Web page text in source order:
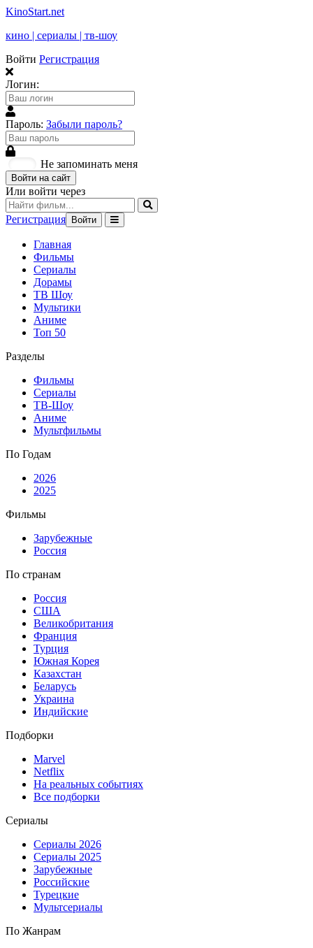
KinoStart.net
кино | сериалы | тв-шоу
Войти Регистрация
Логин:
Пароль: Забыли пароль?
Не запоминать меня
Войти на сайт
Или войти через
Регистрация Войти
Главная
Фильмы
Сериалы
Дорамы
ТВ Шоу
Мультики
Аниме
Топ 50
Разделы
Фильмы
Сериалы
ТВ-Шоу
Аниме
Мультфильмы
По Годам
2026
2025
Фильмы
Зарубежные
Россия
По странам
Россия
США
Великобритания
Франция
Турция
Южная Корея
Казахстан
Беларусь
Украина
Индийские
Подборки
Marvel
Netflix
На реальных событиях
Все подборки
Сериалы
Сериалы 2026
Сериалы 2025
Зарубежные
Российские
Турецкие
Мультсериалы
По Жанрам